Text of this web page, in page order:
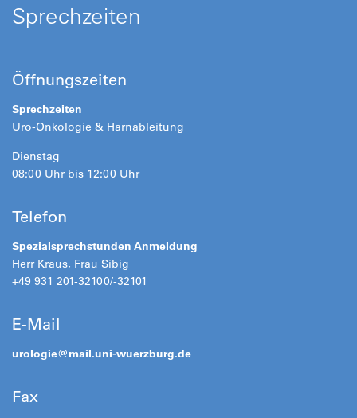
Sprechzeiten
Öffnungszeiten
Sprechzeiten
Uro-Onkologie & Harnableitung
Dienstag
08:00 Uhr bis 12:00 Uhr
Telefon
Spezialsprechstunden Anmeldung
Herr Kraus, Frau Sibig
+49 931 201-32100/-32101
E-Mail
urologie@mail.uni-wuerzburg.de
Fax